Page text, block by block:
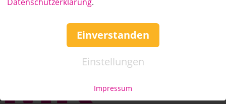
Einverstanden
Einstellungen
Impressum